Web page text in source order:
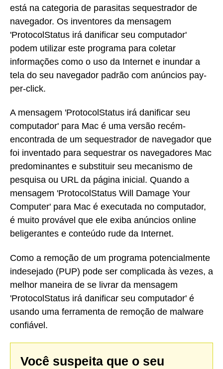
está na categoria de parasitas sequestrador de
navegador. Os inventores da mensagem
'ProtocolStatus irá danificar seu computador'
podem utilizar este programa para coletar
informações como o uso da Internet e inundar a
tela do seu navegador padrão com anúncios pay-
per-click.
A mensagem 'ProtocolStatus irá danificar seu
computador' para Mac é uma versão recém-
encontrada de um sequestrador de navegador que
foi inventado para sequestrar os navegadores Mac
predominantes e substituir seu mecanismo de
pesquisa ou URL da página inicial. Quando a
mensagem 'ProtocolStatus Will Damage Your
Computer' para Mac é executada no computador,
é muito provável que ele exiba anúncios online
beligerantes e conteúdo rude da Internet.
Como a remoção de um programa potencialmente
indesejado (PUP) pode ser complicada às vezes, a
melhor maneira de se livrar da mensagem
'ProtocolStatus irá danificar seu computador' é
usando uma ferramenta de remoção de malware
confiável.
Você suspeita que o seu